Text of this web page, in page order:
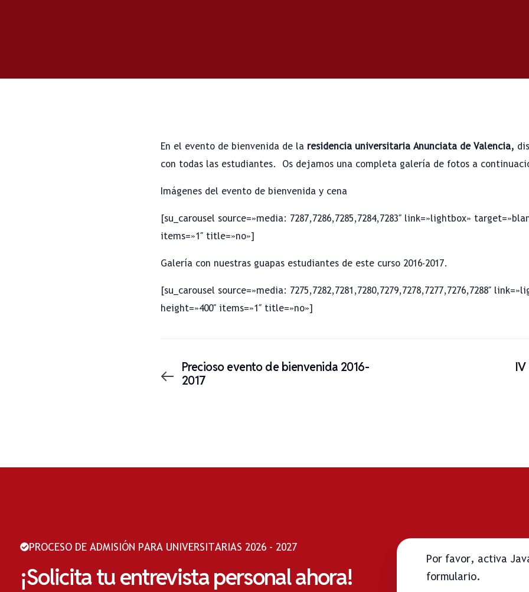
En el evento de bienvenida de la residencia universitaria Anunciata de Valencia,
con todas las estudiantes. Os dejamos una completa galería de fotos a
Imágenes del evento de bienvenida y cena
[su_carousel source=»media: 7287,7286,7285,7284,7283″ link=»lightbox»
items=»1″ title=»no»]
Galería con nuestras guapas estudiantes de este curso 2016-2017.
[su_carousel source=»media: 7275,7282,7281,7280,7279,7278,7277,7276,7288″
height=»400″ items=»1″ title=»no»]
Precioso evento de bienvenida 2016-
2017
PROCESO DE ADMISIÓN PARA UNIVERSITARIAS 2026 - 2027
¡Solicita tu entrevista personal ahora!
Por favor, activa
formulario.